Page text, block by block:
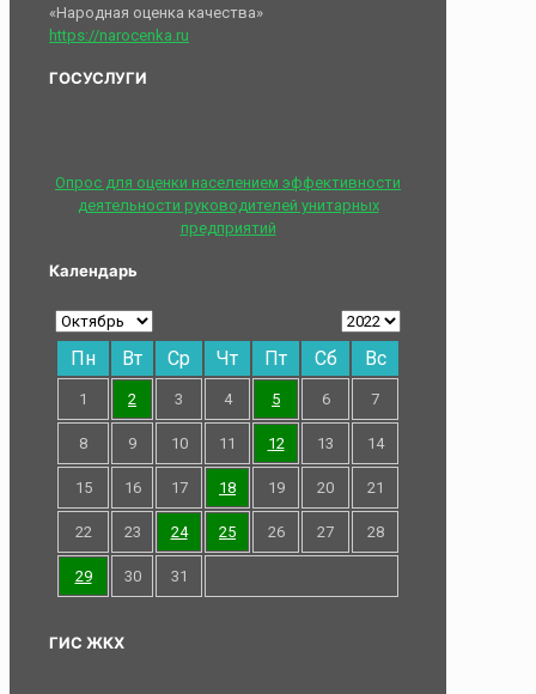
«Народная оценка качества»
https://narocenka.ru
ГОСУСЛУГИ
Опрос для оценки населением эффективности
деятельности руководителей унитарных
предприятий
Календарь
Пн Вт Ср Чт Пт Сб Вс
1 2 3 4 5 6 7
8 9 10 11 12 13 14
15 16 17 18 19 20 21
22 23 24 25 26 27 28
29 30 31
ГИС ЖКХ